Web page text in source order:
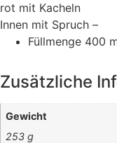
rot mit Kacheln
Innen mit Spruch –
Füllmenge 400
Zusätzliche
Gewicht
253 g